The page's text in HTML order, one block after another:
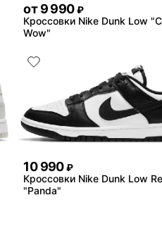
от 9 990 ₽
Кроссовки Nike Dunk Low
Wow"
10 990 ₽
Кроссовки Nike Dunk Low
"Panda"